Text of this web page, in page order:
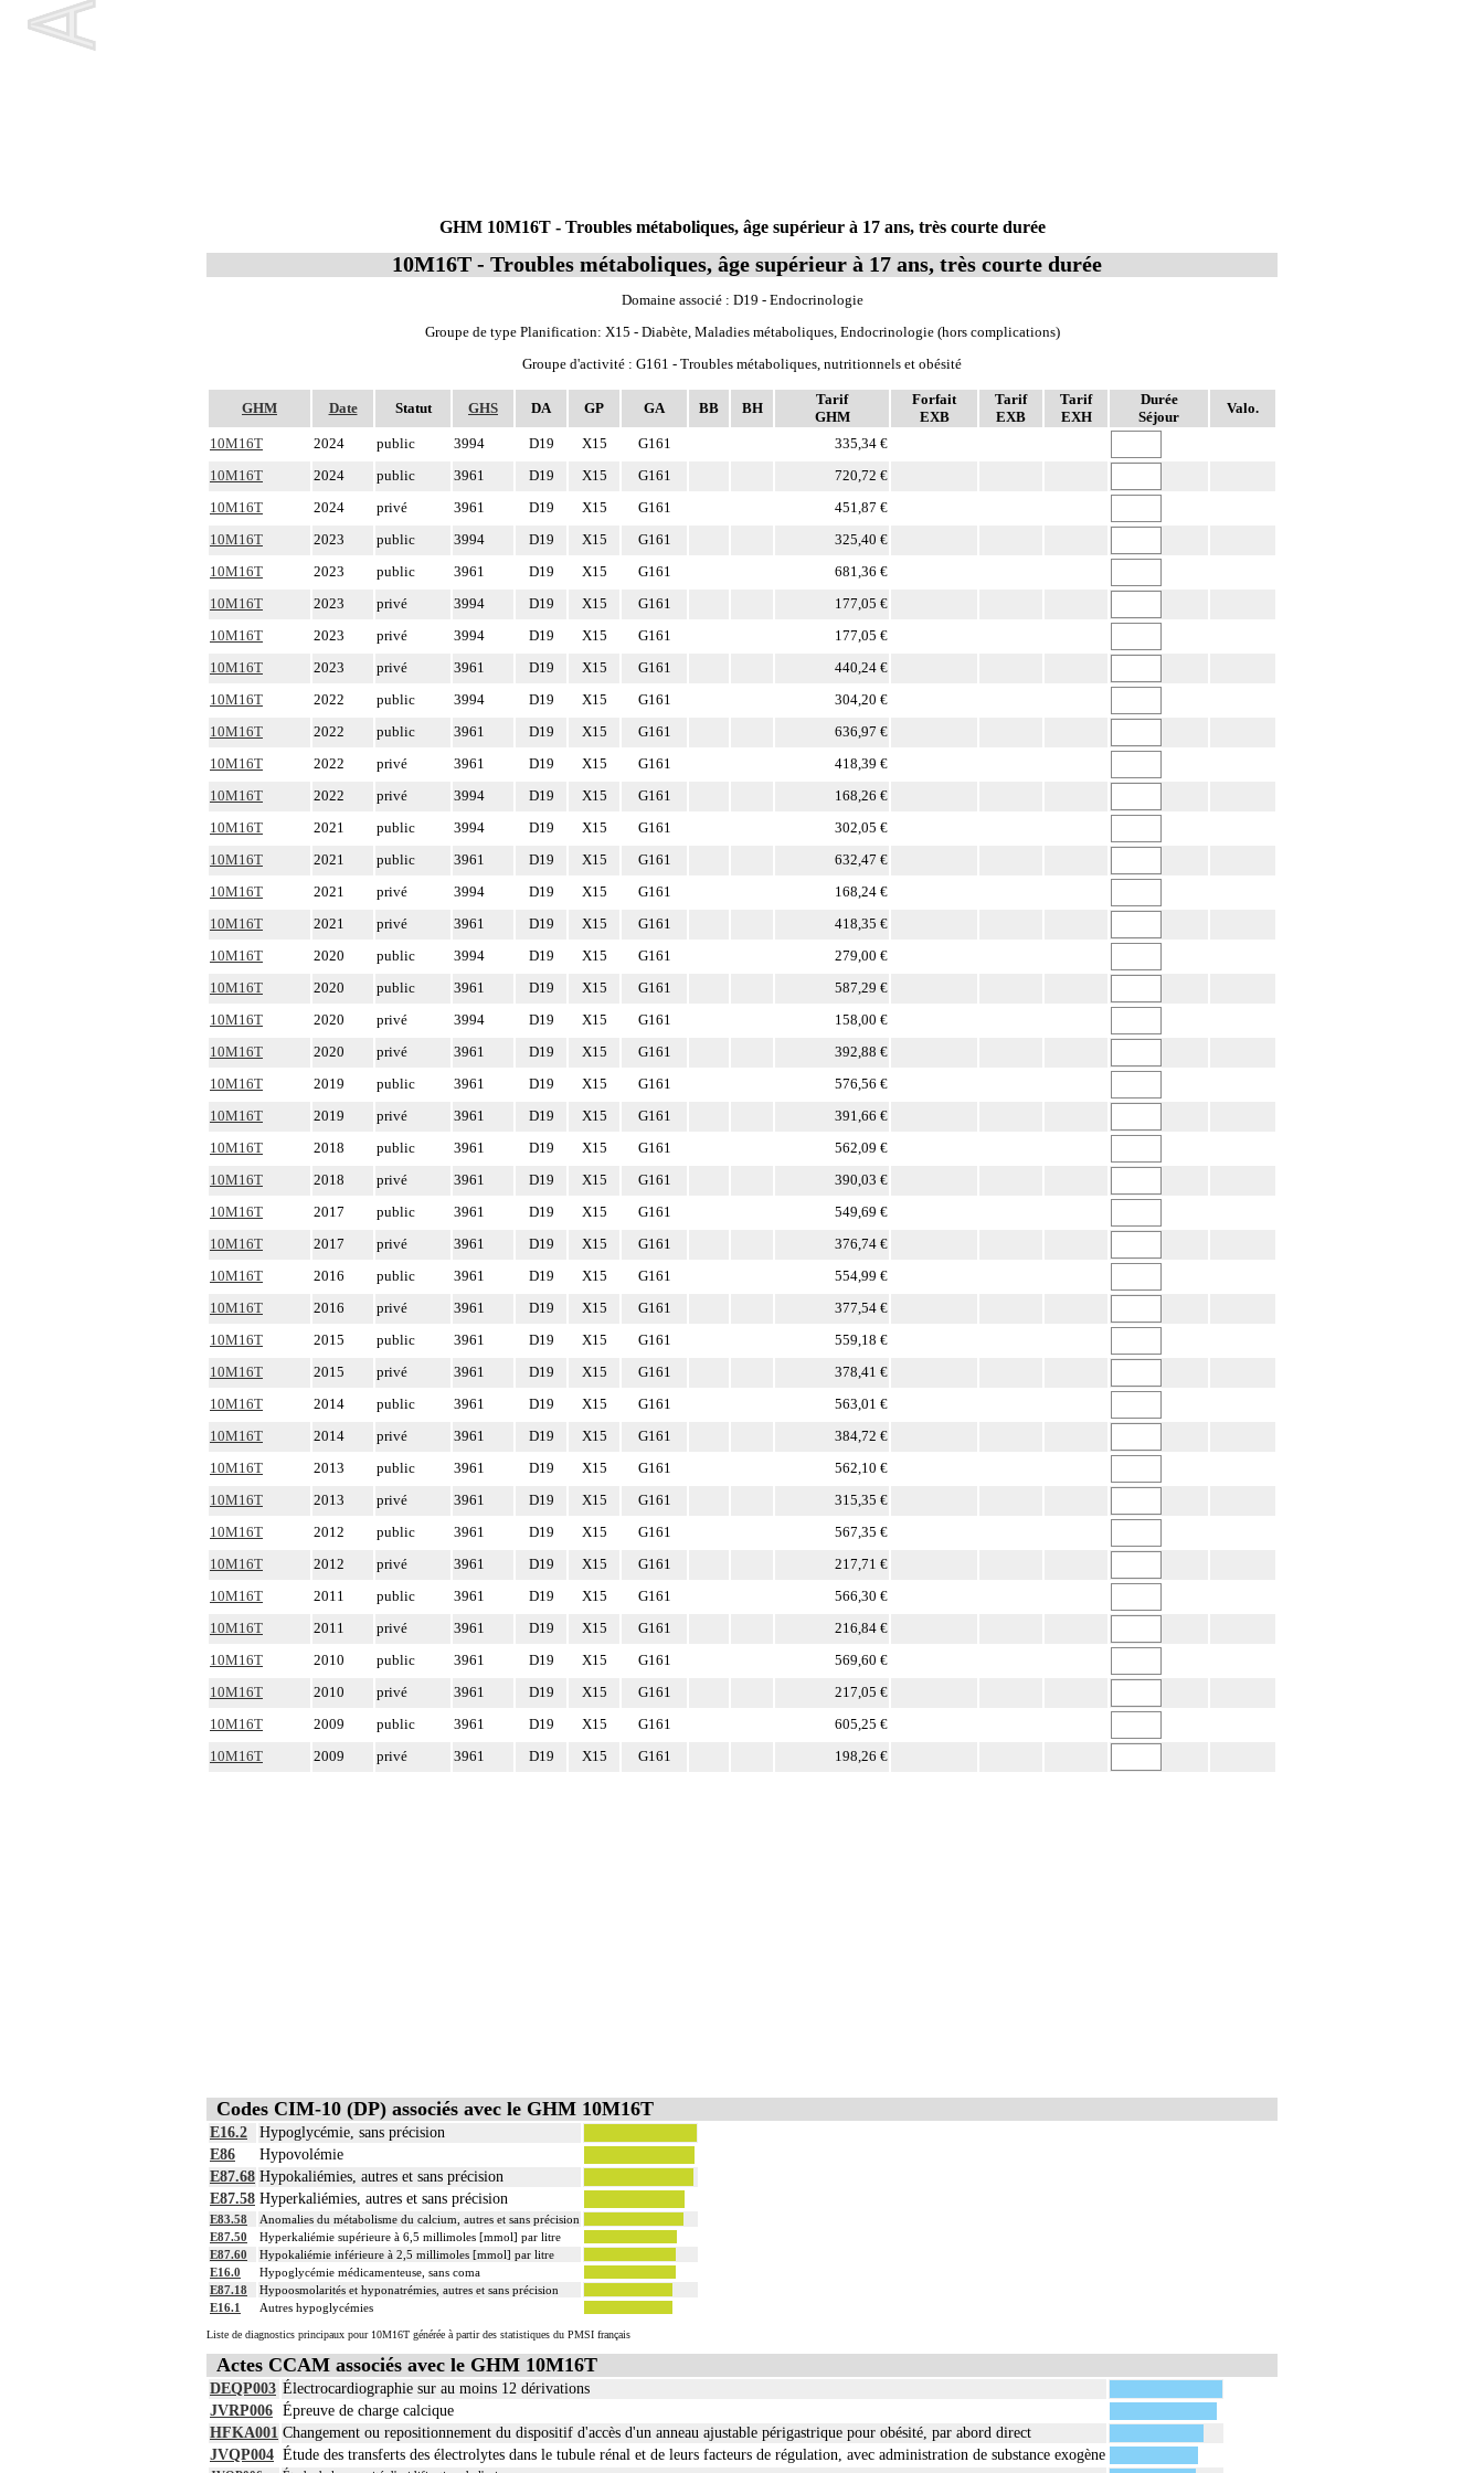
GHM Date Statut GHS DA GP GA BB BH
Tarif
GHM
Forfait
EXB
Tarif
EXB
Tarif
EXH
Durée
Séjour
Valo.
10M16T 2024 public 3994 D19 X15 G161
335,34 €
10M16T
2024 public 3961 D19 X15 G161
720,72 €
10M16T
2024 privé 3961 D19 X15 G161
451,87 €
10M16T
2023 public 3994 D19 X15 G161
325,40 €
10M16T
2023 public 3961 D19 X15 G161
681,36 €
10M16T
2023 privé 3994 D19 X15 G161
177,05 €
10M16T
2023 privé 3994 D19 X15 G161
177,05 €
10M16T
2023 privé 3961 D19 X15 G161
440,24 €
10M16T
2022 public 3994 D19 X15 G161
304,20 €
10M16T
2022 public 3961 D19 X15 G161
636,97 €
10M16T
2022 privé 3961 D19 X15 G161
418,39 €
10M16T
2022 privé 3994 D19 X15 G161
168,26 €
10M16T
2021 public 3994 D19 X15 G161
302,05 €
10M16T
2021 public 3961 D19 X15 G161
632,47 €
10M16T
2021 privé 3994 D19 X15 G161
168,24 €
10M16T
2021 privé 3961 D19 X15 G161
418,35 €
10M16T
2020 public 3994 D19 X15 G161
279,00 €
10M16T
2020 public 3961 D19 X15 G161
587,29 €
10M16T
2020 privé 3994 D19 X15 G161
158,00 €
10M16T
2020 privé 3961 D19 X15 G161
392,88 €
10M16T
2019 public 3961 D19 X15 G161
576,56 €
10M16T
2019 privé 3961 D19 X15 G161
391,66 €
10M16T
2018 public 3961 D19 X15 G161
562,09 €
10M16T
2018 privé 3961 D19 X15 G161
390,03 €
10M16T
2017 public 3961 D19 X15 G161
549,69 €
10M16T
2017 privé 3961 D19 X15 G161
376,74 €
10M16T
2016 public 3961 D19 X15 G161
554,99 €
10M16T
2016 privé 3961 D19 X15 G161
377,54 €
10M16T
2015 public 3961 D19 X15 G161
559,18 €
10M16T
2015 privé 3961 D19 X15 G161
378,41 €
10M16T
2014 public 3961 D19 X15 G161
563,01 €
10M16T
2014 privé 3961 D19 X15 G161
384,72 €
10M16T
2013 public 3961 D19 X15 G161
562,10 €
10M16T
2013 privé 3961 D19 X15 G161
315,35 €
10M16T
2012 public 3961 D19 X15 G161
567,35 €
10M16T
2012 privé 3961 D19 X15 G161
217,71 €
10M16T
2011 public 3961 D19 X15 G161
566,30 €
10M16T
2011 privé 3961 D19 X15 G161
216,84 €
10M16T
2010 public 3961 D19 X15 G161
569,60 €
10M16T
2010 privé 3961 D19 X15 G161
217,05 €
10M16T
2009 public 3961 D19 X15 G161
605,25 €
10M16T
2009 privé 3961 D19 X15 G161 198,26 €
GHM 10M16T - Troubles métaboliques, âge supérieur à 17 ans, très courte durée
10M16T - Troubles métaboliques, âge supérieur à 17 ans, très courte durée
Domaine associé : D19 - Endocrinologie
Groupe de type Planification: X15 - Diabète, Maladies métaboliques, Endocrinologie (hors complications)
Groupe d'activité : G161 - Troubles métaboliques, nutritionnels et obésité
Codes CIM-10 (DP) associés avec le GHM 10M16T
E16.2
Hypoglycémie, sans précision
E86
Hypovolémie
E87.68 Hypokaliémies, autres et sans précision
E87.58 Hyperkaliémies, autres et sans précision
E83.58
Anomalies du métabolisme du calcium, autres et sans précision
E87.50
Hyperkaliémie supérieure à 6,5 millimoles [mmol] par litre
E87.60
Hypokaliémie inférieure à 2,5 millimoles [mmol] par litre
E16.0
Hypoglycémie médicamenteuse, sans coma
E87.18
Hypoosmolarités et hyponatrémies, autres et sans précision
E16.1
Autres hypoglycémies
Liste de diagnostics principaux pour 10M16T générée à partir des statistiques du PMSI français
Actes CCAM associés avec le GHM 10M16T
DEQP003 Électrocardiographie sur au moins 12 dérivations
JVRP006 Épreuve de charge calcique
HFKA001 Changement ou repositionnement du dispositif d'accès d'un anneau ajustable périgastrique pour obésité, par abord direct
JVQP004 Étude des transferts des électrolytes dans le tubule rénal et de leurs facteurs de régulation, avec administration de substance exogène